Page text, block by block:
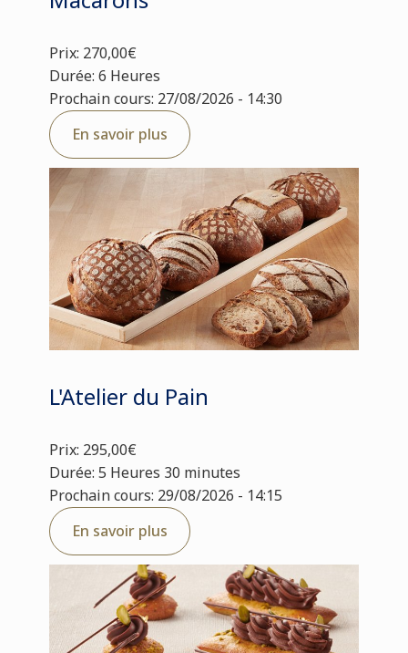
Prix: 270,00€
Durée: 6 Heures
Prochain cours: 27/08/2026 - 14:30
En savoir plus
L'Atelier du Pain
Prix: 295,00€
Durée: 5 Heures 30 minutes
Prochain cours: 29/08/2026 - 14:15
En savoir plus